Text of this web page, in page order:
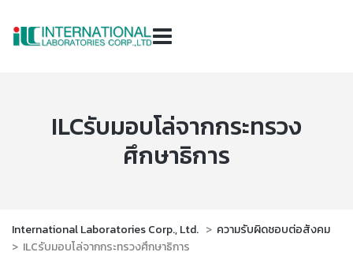
ILCรับมอบโล่จากกระทรวง
ศึกษาธิการ
International Laboratories Corp., Ltd. > ความรับผิดชอบต่อสังคม
> ILCรับมอบโล่จากกระทรวงศึกษาธิการ